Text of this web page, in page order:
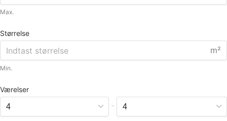
Max.
Størrelse
m²
Min.
Værelser
-